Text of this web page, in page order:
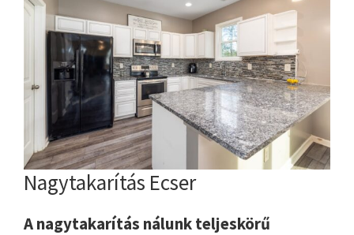
Nagytakarítás Ecser
A nagytakarítás nálunk teljeskörű